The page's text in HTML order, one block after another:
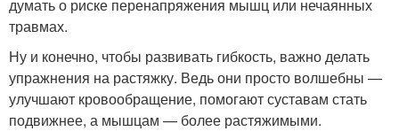
думать о риске перенапряжения мышц или нечаянных
травмах.
Ну и конечно, чтобы развивать гибкость, важно делать
упражнения на растяжку. Ведь они просто волшебны —
улучшают кровообращение, помогают суставам стать
подвижнее, а мышцам — более растяжимыми.